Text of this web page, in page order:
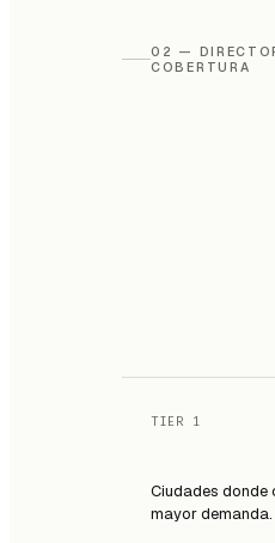
02 —
COBERTURA
TIER 1
Ciudades donde
mayor demanda.